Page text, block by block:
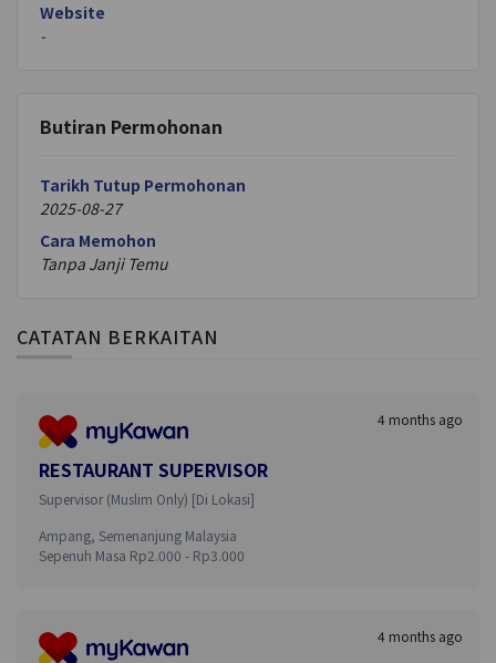
Website
-
Butiran Permohonan
Tarikh Tutup Permohonan
2025-08-27
Cara Memohon
Tanpa Janji Temu
CATATAN BERKAITAN
RESTAURANT SUPERVISOR
Supervisor (Muslim Only) [Di Lokasi]
Ampang, Semenanjung Malaysia
Sepenuh Masa Rp2.000 - Rp3.000
4 months ago
4 months ago